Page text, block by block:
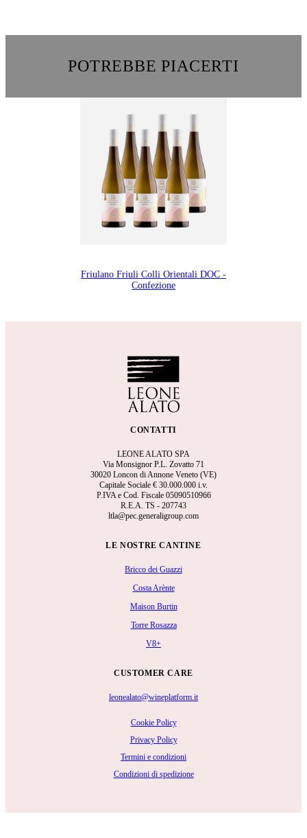
POTREBBE PIACERTI
Friulano Friuli Colli Orientali DOC -
Confezione
CONTATTI
LEONE ALATO SPA
Via Monsignor P.L. Zovatto 71
30020 Loncon di Annone Veneto (VE)
Capitale Sociale € 30.000.000 i.v.
P.IVA e Cod. Fiscale 05090510966
R.E.A. TS - 207743
ltla@pec.generaligroup.com
LE NOSTRE CANTINE
Bricco dei Guazzi
Costa Arènte
Maison Burtin
Torre Rosazza
V8+
CUSTOMER CARE
leonealato@wineplatform.it
Cookie Policy
Privacy Policy
Termini e condizioni
Condizioni di spedizione